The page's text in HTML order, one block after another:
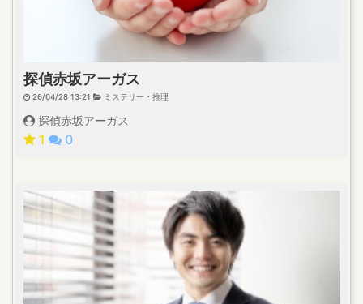
探偵赤坂アーガス
26/04/28 13:21 ミステリー・推理
探偵赤坂アーガス
1 0